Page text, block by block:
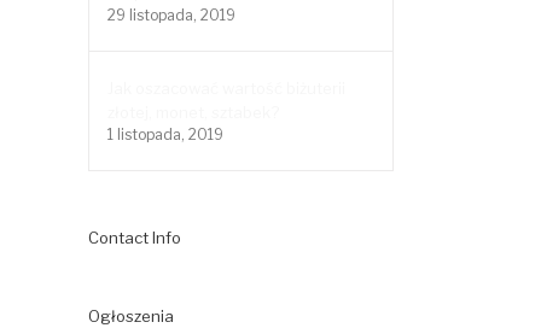
29 listopada, 2019
1 listopada, 2019
Contact Info
Ogłoszenia